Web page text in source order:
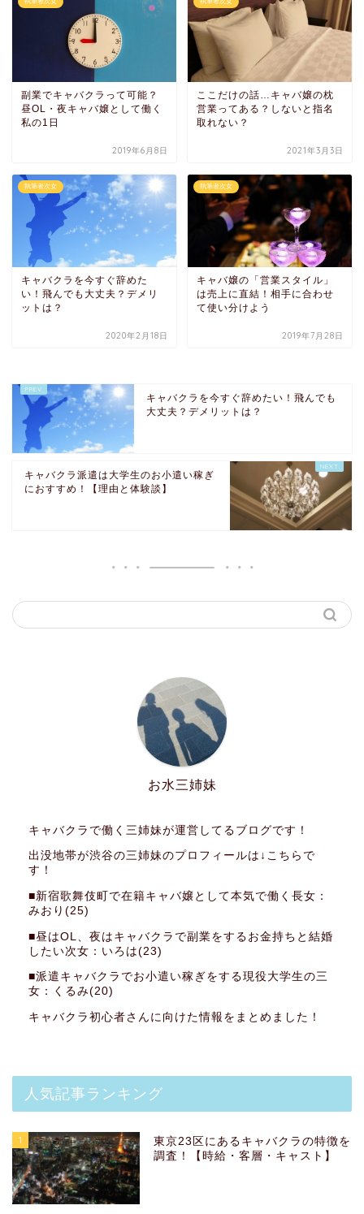
副業でキャバクラって可能？
昼OL・夜キャバ嬢として働く
私の1日
2019年6月8日
ここだけの話…キャバ嬢の枕
営業ってある？しないと指名
取れない？
2021年3月3日
執筆者次女
キャバクラを今すぐ辞めた
い！飛んでも大丈夫？デメリ
ットは？
2020年2月18日
執筆者次女
キャバ嬢の「営業スタイル」
は売上に直結！相手に合わせ
て使い分けよう
2019年7月28日
キャバクラを今すぐ辞めたい！飛んでも
大丈夫？デメリットは？
キャバクラ派遣は大学生のお小遣い稼ぎ
におすすめ！【理由と体験談】
お水三姉妹
キャバクラで働く三姉妹が運営してるブログです！
出没地帯が渋谷の三姉妹のプロフィールは↓こちらで
す！
■新宿歌舞伎町で在籍キャバ嬢として本気で働く長女：
みおり(25)
■昼はOL、夜はキャバクラで副業をするお金持ちと結婚
したい次女：いろは(23)
■派遣キャバクラでお小遣い稼ぎをする現役大学生の三
女：くるみ(20)
キャバクラ初心者さんに向けた情報をまとめました！
人気記事ランキング
1
東京23区にあるキャバクラの特徴を
調査！【時給・客層・キャスト】